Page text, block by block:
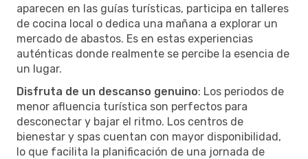
aparecen en las guías turísticas, participa en talleres
de cocina local o dedica una mañana a explorar un
mercado de abastos. Es en estas experiencias
auténticas donde realmente se percibe la esencia de
un lugar.
Disfruta de un descanso genuino: Los periodos de
menor afluencia turística son perfectos para
desconectar y bajar el ritmo. Los centros de
bienestar y spas cuentan con mayor disponibilidad,
lo que facilita la planificación de una jornada de